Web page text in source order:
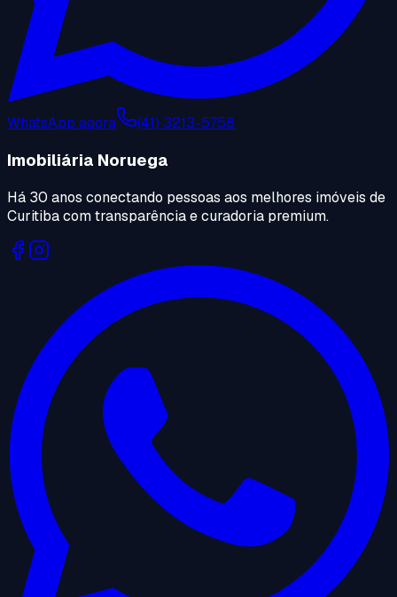
WhatsApp agora (41) 3213-5758
Imobiliária Noruega
Há 30 anos conectando pessoas aos melhores imóveis de
Curitiba com transparência e curadoria premium.